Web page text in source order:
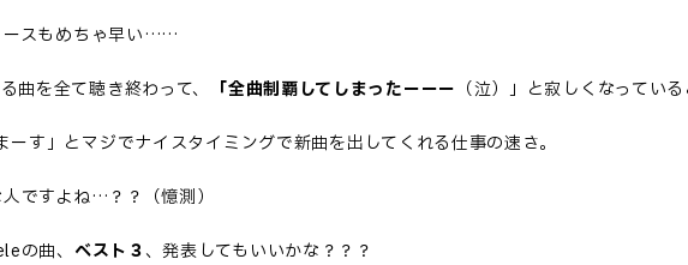
ースもめちゃ早い……
曲を全て聴き終わって、 「全曲制覇してしまったーーー （泣）」と寂しくなってい
ーす」とマジでナイスタイミングで新曲を出してくれる仕事の速さ。
ですよね…？？（憶測）
の曲、 ベスト３、発表してもいいかな？？？